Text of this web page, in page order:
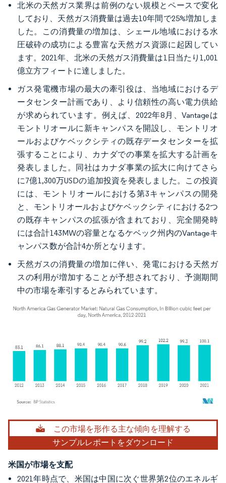
北米の天然ガス業界は前例のない規模とペースで変化
しており、天然ガス消費量は過去10年間で25%増加しま
した。この消費量の増加は、シェール地域における水
圧破砕の成功による豊富な天然ガス資源に起因してい
ます。2021年、北米の天然ガス消費量は1日当たり1,001
億立方フィートに達しました。
ガス発電機市場の最大の牽引役は、当地域におけるデ
ータセンター計画であり、より信頼性の高い電力供給
が求められています。例えば、2022年8月、Vantageは
モントリオールに新キャンパスを開設し、モントリオ
ールおよびケベックシティの既存データセンターを拡
張することにより、カナダでの事業を拡大する計画を
発表しました。同社はカナダ事業の拡大に向けてさら
に7億1,300万USDの追加投資を発表しました。この投資
には、モントリオールにおける第3キャンパスの開発
と、モントリオールおよびケベックシティにおける2つ
の既存キャンパスの拡張が含まれており、完全開発時
には合計143MWの容量となるケベック州内のVantageキ
ャンパス数が合計4か所となります。
天然ガスの消費量の増加に伴い、発電における天然ガ
スの利用が増加することが予想されており、予測期間
中の市場を牽引するとみられています。
画像 © Mordor Intelligence。再利用にはCC BY 4.0の表示が必要です。
この市場を形作る主な傾向を理解する
サンプルレポートをダウンロード
米国が市場を支配
2021年時点で、米国は中国に次ぐ世界第2位のエネルギ